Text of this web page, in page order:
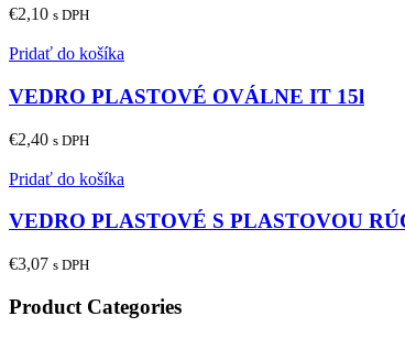
€2,10 s DPH
Pridať do košíka
VEDRO PLASTOVÉ OVÁLNE IT 15l
€2,40 s DPH
Pridať do košíka
VEDRO PLASTOVÉ S PLASTOVOU
€3,07 s DPH
Product Categories